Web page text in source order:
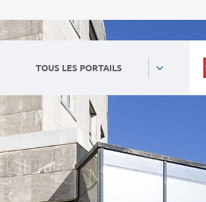
TOUS LES PORTAILS